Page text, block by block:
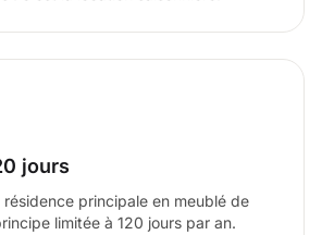
jours
principale en meublé de
limitée à 120 jours par an.